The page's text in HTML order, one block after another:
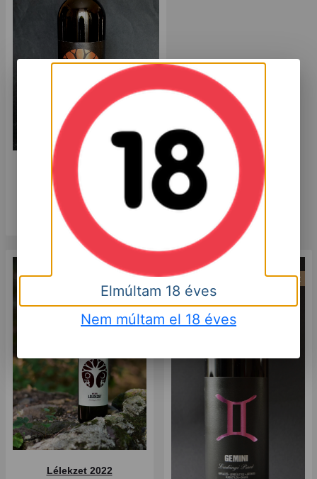
6 000
Kosárba
Száraz
Lélekzet 2022
Száraz
Elmúltam 18 éves
Nem múltam el 18 éves